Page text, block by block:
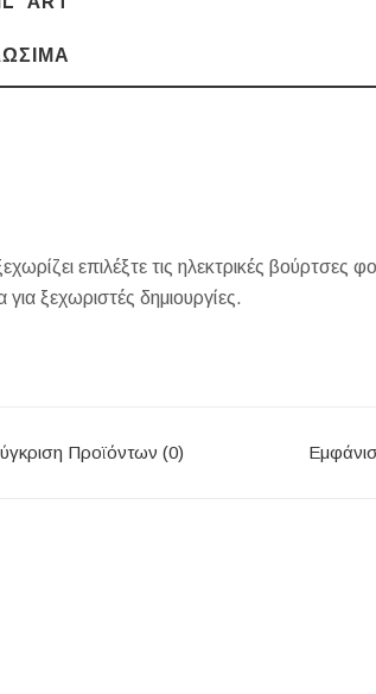
επιλέξτε τις ηλεκτρικές βούρτσες
ξεχωριστές δημιουργίες.
Προϊόντων (0)